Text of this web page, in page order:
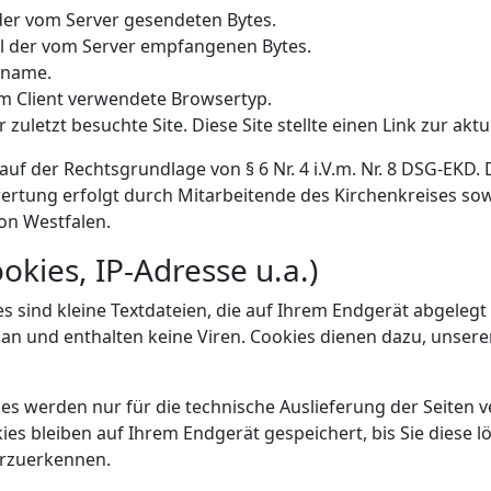
vom Server gesendeten Bytes.
der vom Server empfangenen Bytes.
Client verwendete Browsertyp.
zuletzt besuchte Site. Diese Site stellte einen Link zur
Rechtsgrundlage von § 6 Nr. 4 i.V.m. Nr. 8 DSG-EKD.
erfolgt durch Mitarbeitende des Kirchenkreises
Westfalen.
IP-Adresse u.a.)
sind kleine Textdateien, die auf Ihrem Endgerät
und enthalten keine Viren. Cookies dienen dazu,
werden nur für die technische Auslieferung der Seiten
bleiben auf Ihrem Endgerät gespeichert, bis Sie diese